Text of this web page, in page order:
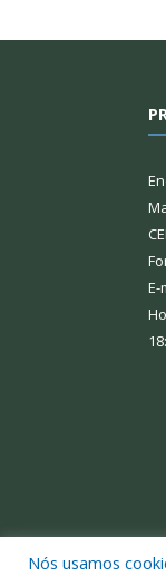
Nós usamos